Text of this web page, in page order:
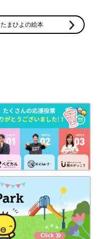
たまひよの絵本